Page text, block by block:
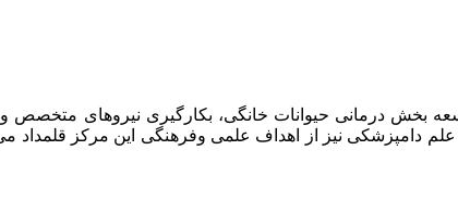
اهداف مهم تاسیس درمانگاه، توسعه بخش درمانی حیوانات خانگی، بکارگیری
علم دامپزشکی نیز از اهداف علمی وفرهنگی این مرکز